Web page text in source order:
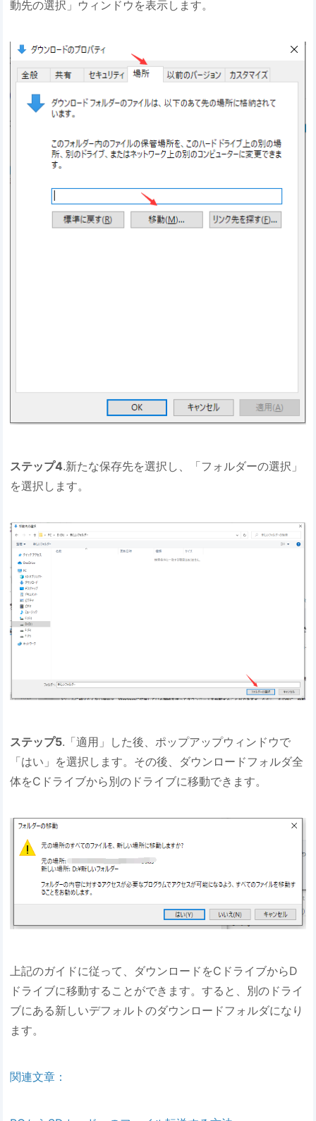
動先の選択」ウィンドウを表示します。
ステップ4.新たな保存先を選択し、「フォルダーの選択」
を選択します。
ステップ5.「適用」した後、ポップアップウィンドウで
「はい」を選択します。その後、ダウンロードフォルダ全
体をCドライブから別のドライブに移動できます。
上記のガイドに従って、ダウンロードをCドライブからD
ドライブに移動することができます。すると、別のドライ
ブにある新しいデフォルトのダウンロードフォルダになり
ます。
関連文章：